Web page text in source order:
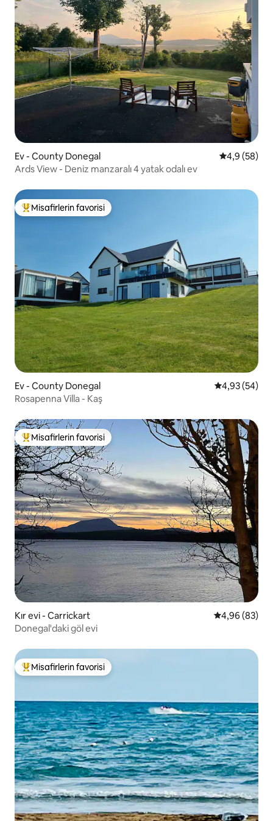
Ev - County Donegal 5 üzerinden
4,9 (58)
Ards View - Deniz manzaralı 4 yatak odalı ev
Misafirlerin favorilerinden en beğenilenler arasında
Misafirlerin favorisi
Ev - County Donegal 5 üzerinden
4,93 (54)
Rosapenna Villa - Kaş
Misafirlerin favorilerinden en beğenilenler arasında
Misafirlerin favorisi
Kır evi - Carrickart 5 üzerinden
4,96 (83)
Donegal'daki göl evi
Misafirlerin favorilerinden en beğenilenler arasında
Misafirlerin favorisi